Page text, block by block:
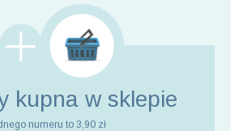
kupna w sklepie
numeru to 3,90 zł